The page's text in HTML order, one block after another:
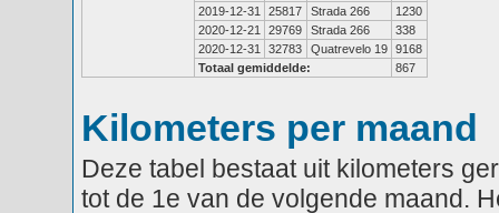
2019-12-31
25817 Strada 266
1230
2020-12-21
29769 Strada 266
338
2020-12-31
32783 Quatrevelo 19 9168
Totaal gemiddelde:
867
Kilometers per maand
Deze tabel bestaat uit kilometers
tot de 1e van de volgende maand.